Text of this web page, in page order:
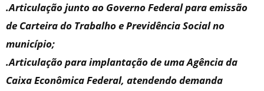
.Articulação junto ao Governo Federal para emissão
de Carteira do Trabalho e Previdência Social no
município;
.Articulação para implantação de uma Agência da
Caixa Econômica Federal, atendendo demanda